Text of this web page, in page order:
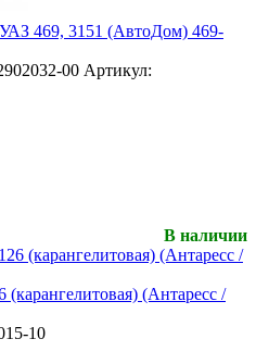
469, 3151 (АвтоДом) 469-
00 Артикул:
В наличии
(Антаресс /
10